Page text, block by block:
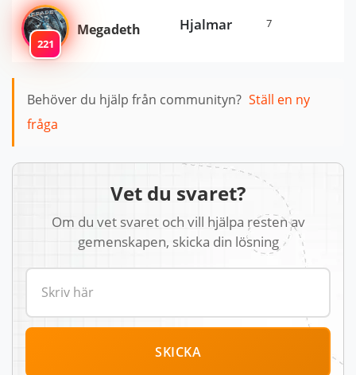
221
Megadeth Hjalmar 7
Behöver du hjälp från communityn? Ställ en ny
fråga
Vet du svaret?
Om du vet svaret och vill hjälpa resten av
gemenskapen, skicka din lösning
SKICKA